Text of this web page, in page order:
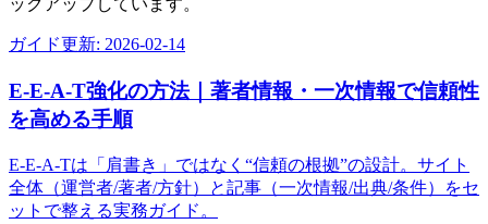
ックアップしています。
ガイド更新: 2026-02-14
E-E-A-T強化の方法｜著者情報・一次情報で信頼性
を高める手順
E-E-A-Tは「肩書き」ではなく“信頼の根拠”の設計。サイト
全体（運営者/著者/方針）と記事（一次情報/出典/条件）をセ
ットで整える実務ガイド。